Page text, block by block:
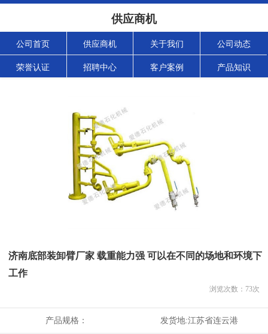
供应商机
公司首页 供应商机 关于我们 公司动态
荣誉认证 招聘中心 客户案例 产品知识
济南底部装卸臂厂家 载重能力强 可以在不同的场地和环境下
工作
浏览次数： 73次
产品规格： 发货地:江苏省连云港